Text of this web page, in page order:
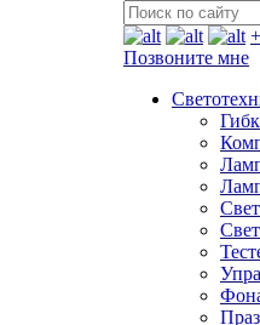
Позвоните мне